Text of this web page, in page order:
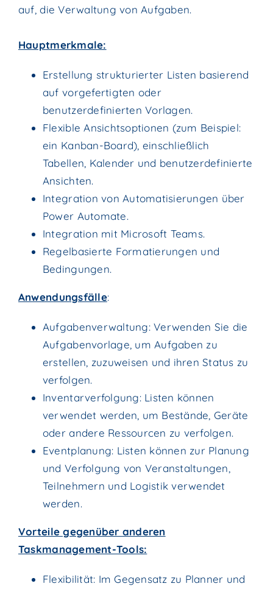
auf, die Verwaltung von Aufgaben.
Hauptmerkmale:
Erstellung strukturierter Listen basierend
auf vorgefertigten oder
benutzerdefinierten Vorlagen.
Flexible Ansichtsoptionen (zum Beispiel:
ein Kanban-Board), einschließlich
Tabellen, Kalender und benutzerdefinierte
Ansichten.
Integration von Automatisierungen über
Power Automate.
Integration mit Microsoft Teams.
Regelbasierte Formatierungen und
Bedingungen.
Anwendungsfälle:
Aufgabenverwaltung: Verwenden Sie die
Aufgabenvorlage, um Aufgaben zu
erstellen, zuzuweisen und ihren Status zu
verfolgen.
Inventarverfolgung: Listen können
verwendet werden, um Bestände, Geräte
oder andere Ressourcen zu verfolgen.
Eventplanung: Listen können zur Planung
und Verfolgung von Veranstaltungen,
Teilnehmern und Logistik verwendet
werden.
Vorteile gegenüber anderen
Taskmanagement-Tools:
Flexibilität: Im Gegensatz zu Planner und